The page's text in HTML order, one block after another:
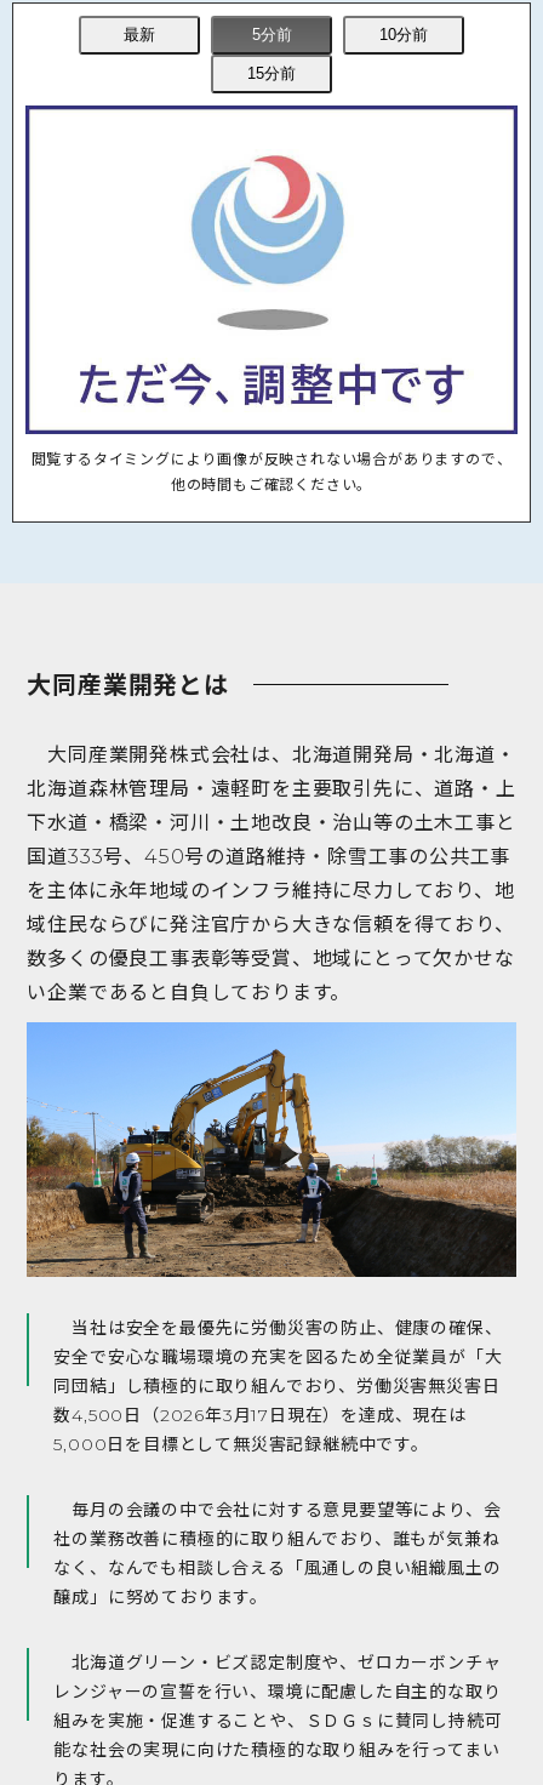
2025.08.25
白滝管理ステーション見学会を開催しまし
北海道湧別高等学校様より感謝状を頂戴し
ました
北海道森林管理局長賞（主任技術者表彰）
受賞のお知らせ
2025.02.18 林野庁長官賞受賞のお知らせ
2024.11.03 労働災害無災害日数4,000日達成！
2023.06.21 労働災害無災害日数3,500日達成！
閲覧するタイミングにより画像が反映されない場合がありますので、
他の時間もご確認ください。
大同産業開発とは
大同産業開発株式会社は、北海道開発局・北海道・
北海道森林管理局・遠軽町を主要取引先に、道路・上
下水道・橋梁・河川・土地改良・治山等の土木工事と
国道333号、450号の道路維持・除雪工事の公共工事
を主体に永年地域のインフラ維持に尽力しており、地
域住民ならびに発注官庁から大きな信頼を得ており、
数多くの優良工事表彰等受賞、地域にとって欠かせな
い企業であると自負しております。
当社は安全を最優先に労働災害の防止、健康の確保、
安全で安心な職場環境の充実を図るため全従業員が「大
同団結」し積極的に取り組んでおり、労働災害無災害日
数4,500日（2026年3月17日現在）を達成、現在は
5,000日を目標として無災害記録継続中です。
毎月の会議の中で会社に対する意見要望等により、会
社の業務改善に積極的に取り組んでおり、誰もが気兼ね
なく、なんでも相談し合える「風通しの良い組織風土の
醸成」に努めております。
北海道グリーン・ビズ認定制度や、ゼロカーボンチャ
レンジャーの宣誓を行い、環境に配慮した自主的な取り
組みを実施・促進することや、ＳＤＧｓに賛同し持続可
能な社会の実現に向けた積極的な取り組みを行ってまい
ります。